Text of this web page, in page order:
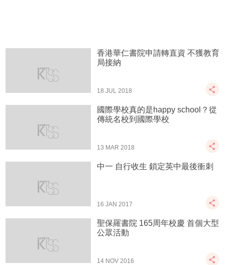
香港華仁書院申請轉直資 不獲教育
局接納
18 JUL 2018
國際學校真的是happy school？從
傳統名校到國際學校
13 MAR 2018
中一 自行收生 鎖定英中最後衝刺
16 JAN 2017
聖保羅書院 165周年校慶 首個大型
公眾活動
14 NOV 2016